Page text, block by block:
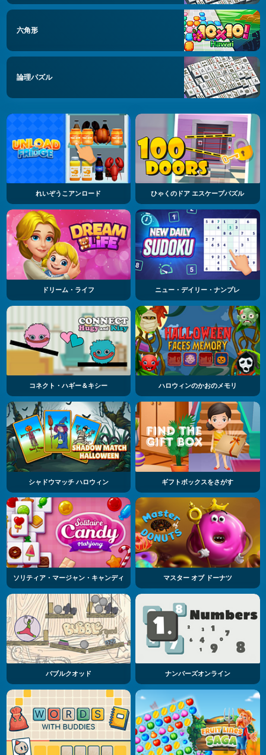
六角形
論理パズル
れいぞうこアンロード ひゃくのドア エスケープパズル
ドリーム・ライフ ニュー・デイリー・ナンプレ
コネクト・ハギー＆キシー ハロウィンのかおのメモリ
シャドウマッチ ハロウィン ギフトボックスをさがす
ソリティア・マージャン・キャンディ マスター オブ ドーナツ
バブルクオッド ナンバーズオンライン